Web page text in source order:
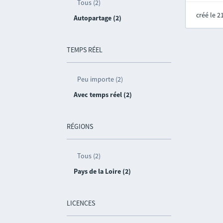
Tous (2)
Autopartage (2)
TEMPS RÉEL
Peu importe (2)
Avec temps réel (2)
RÉGIONS
Tous (2)
Pays de la Loire (2)
LICENCES
créé le